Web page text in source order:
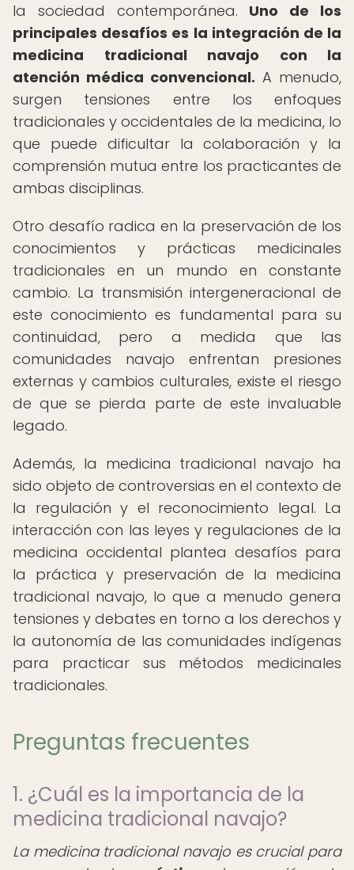
la sociedad contemporánea. Uno de los
principales desafíos es la integración de la
medicina tradicional navajo con la
atención médica convencional. A menudo,
surgen tensiones entre los enfoques
tradicionales y occidentales de la medicina, lo
que puede dificultar la colaboración y la
comprensión mutua entre los practicantes de
ambas disciplinas.
Otro desafío radica en la preservación de los
conocimientos y prácticas medicinales
tradicionales en un mundo en constante
cambio. La transmisión intergeneracional de
este conocimiento es fundamental para su
continuidad, pero a medida que las
comunidades navajo enfrentan presiones
externas y cambios culturales, existe el riesgo
de que se pierda parte de este invaluable
legado.
Además, la medicina tradicional navajo ha
sido objeto de controversias en el contexto de
la regulación y el reconocimiento legal. La
interacción con las leyes y regulaciones de la
medicina occidental plantea desafíos para
la práctica y preservación de la medicina
tradicional navajo, lo que a menudo genera
tensiones y debates en torno a los derechos y
la autonomía de las comunidades indígenas
para practicar sus métodos medicinales
tradicionales.
Preguntas frecuentes
1. ¿Cuál es la importancia de la
medicina tradicional navajo?
La medicina tradicional navajo es crucial para